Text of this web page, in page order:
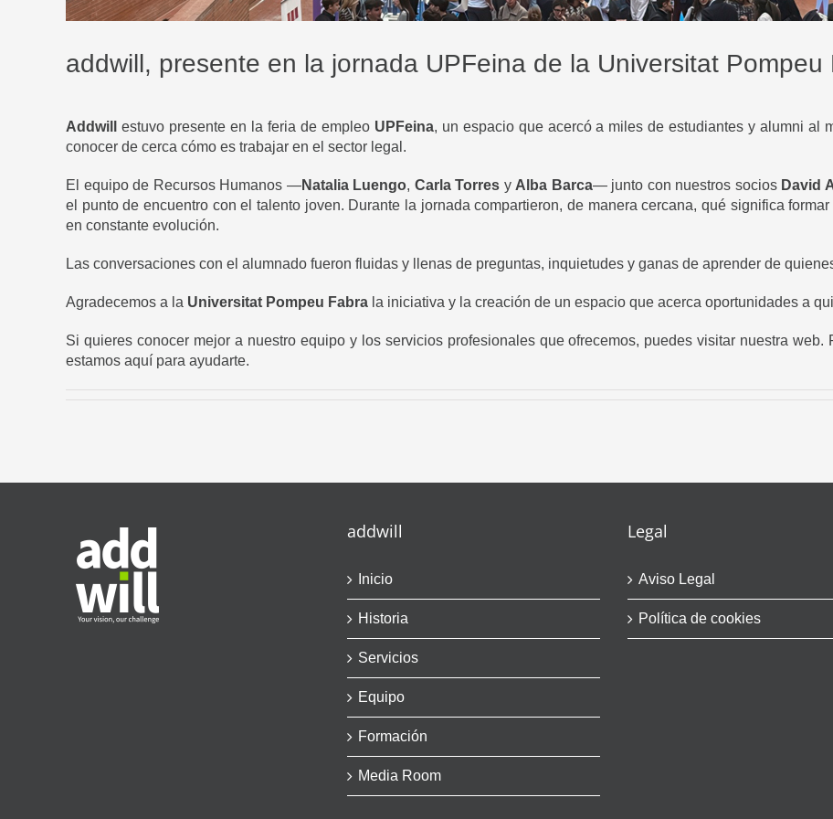
addwill, presente en la jornada UPFeina de la Universitat Pompeu
Addwill estuvo presente en la feria de empleo UPFeina, un espacio que acercó a miles de estudiantes y alumni al
conocer de cerca cómo es trabajar en el sector legal.
El equipo de Recursos Humanos —Natalia Luengo, Carla Torres y Alba Barca— junto con nuestros socios David
el punto de encuentro con el talento joven. Durante la jornada compartieron, de manera cercana, qué significa
en constante evolución.
Las conversaciones con el alumnado fueron fluidas y llenas de preguntas, inquietudes y ganas de aprender de
Agradecemos a la Universitat Pompeu Fabra la iniciativa y la creación de un espacio que acerca oportunidades a
Si quieres conocer mejor a nuestro equipo y los servicios profesionales que ofrecemos, puedes visitar nuestra
estamos aquí para ayudarte.
addwill
Inicio
Historia
Servicios
Equipo
Formación
Media Room
Legal
Aviso Legal
Política de cookies